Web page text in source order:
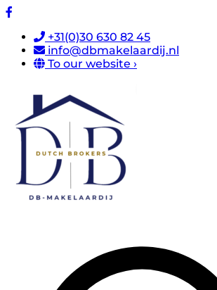
+31(0)30 630 82 45
info@dbmakelaardij.nl
To our website ›